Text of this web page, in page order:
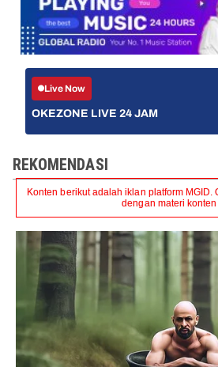
Live Now
OKEZONE LIVE 24 JAM